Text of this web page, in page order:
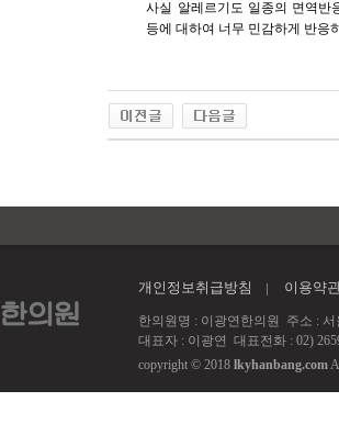
사실 알레르기도 일종의 면역반
등에 대하여 너무 민감하게 반응
개인정보취급방침 이용약
한의원명 : 이광연한의원 주소 : 서
대표자 : 이광연 대표전화 : 02)
copyright © 2018 lkyhanbang.com